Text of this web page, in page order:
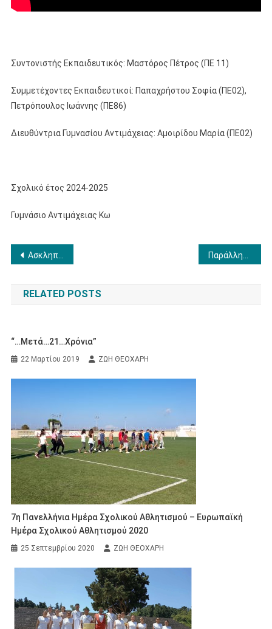
Συντονιστής Εκπαιδευτικός: Μαστόρος Πέτρος (ΠΕ 11)
Συμμετέχοντες Εκπαιδευτικοί: Παπαχρήστου Σοφία (ΠΕ02),
Πετρόπουλος Ιωάννης (ΠΕ86)
Διευθύντρια Γυμνασίου Αντιμάχειας: Αμοιρίδου Μαρία (ΠΕ02)
Σχολικό έτος 2024-2025
Γυμνάσιο Αντιμάχειας Κω
Πλοήγηση
άρθρων
Ασκληπιείου Δράσεις
RELATED POSTS
“…Μετά…21…χρόνια”
22 Μαρτίου 2019 ΖΩΗ ΘΕΟΧΑΡΗ
7η Πανελλήνια Ημέρα Σχολικού Αθλητισμού – Ευρωπαϊκή
Ημέρα Σχολικού Αθλητισμού 2020
25 Σεπτεμβρίου 2020 ΖΩΗ ΘΕΟΧΑΡΗ